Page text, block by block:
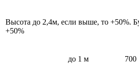
Высота до 2,4м, если выше, то +50%.
+50%
до 1 м
700